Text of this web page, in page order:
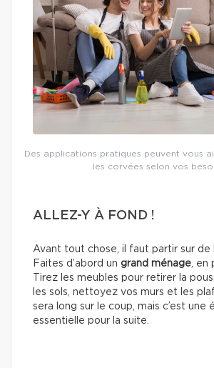
Des applications pratiques peuvent vous
les corvées selon vos
ALLEZ-Y À FOND !
Avant tout chose, il faut partir sur de
Faites d’abord un grand ménage ,
Tirez les meubles pour retirer la
les sols, nettoyez vos murs et les
sera long sur le coup, mais c’est une
essentielle pour la suite.